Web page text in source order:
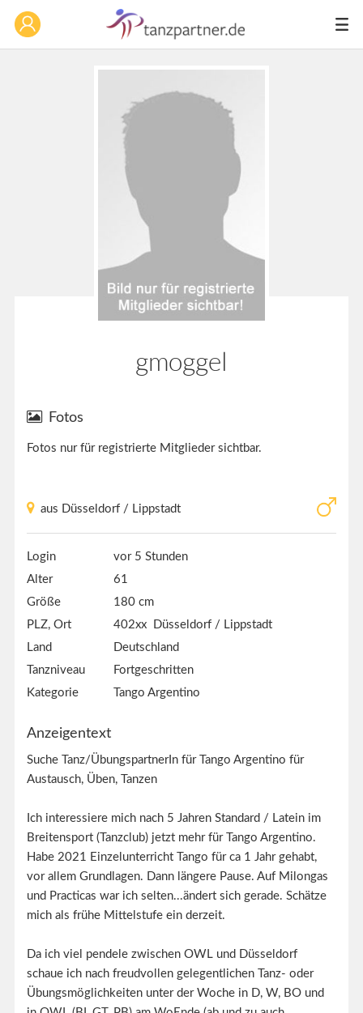
gmoggel
Fotos
Fotos nur für registrierte Mitglieder sichtbar.
aus Düsseldorf / Lippstadt
Login
vor 5 Stunden
Alter
61
Größe
180 cm
PLZ, Ort
402xx Düsseldorf / Lippstadt
Land
Deutschland
Tanzniveau
Fortgeschritten
Kategorie
Tango Argentino
Anzeigentext
Suche Tanz/ÜbungspartnerIn für Tango Argentino für
Austausch, Üben, Tanzen
Ich interessiere mich nach 5 Jahren Standard / Latein im
Breitensport (Tanzclub) jetzt mehr für Tango Argentino.
Habe 2021 Einzelunterricht Tango für ca 1 Jahr gehabt,
vor allem Grundlagen. Dann längere Pause. Auf Milongas
und Practicas war ich selten...ändert sich gerade. Schätze
mich als frühe Mittelstufe ein derzeit.
Da ich viel pendele zwischen OWL und Düsseldorf
schaue ich nach freudvollen gelegentlichen Tanz- oder
Übungsmöglichkeiten unter der Woche in D, W, BO und